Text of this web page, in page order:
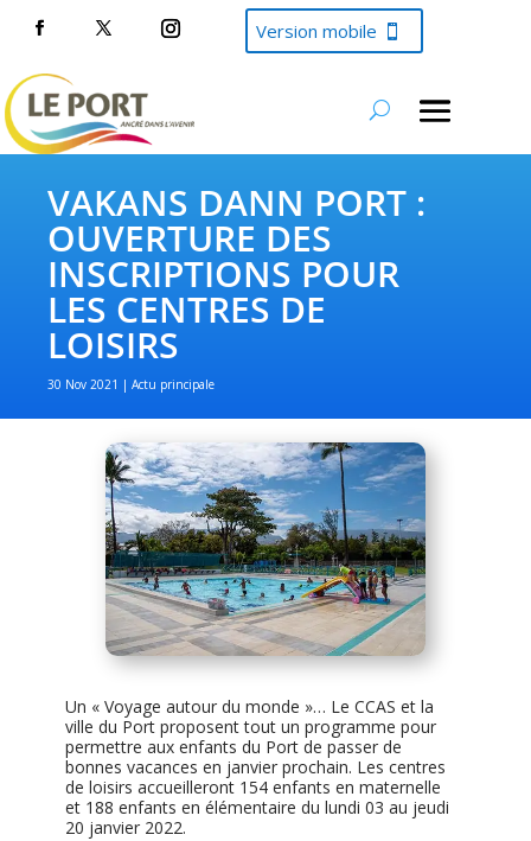
Version mobile
VAKANS DANN PORT :
OUVERTURE DES
INSCRIPTIONS POUR
LES CENTRES DE
LOISIRS
30 Nov 2021 Actu principale
Un « Voyage autour du monde »… Le CCAS et la
ville du Port proposent tout un programme pour
permettre aux enfants du Port de passer de
bonnes vacances en janvier prochain. Les centres
de loisirs accueilleront 154 enfants en maternelle
et 188 enfants en élémentaire du lundi 03 au jeudi
20 janvier 2022.